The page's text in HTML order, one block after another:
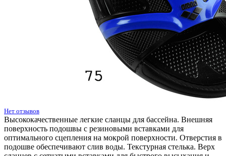
Нет отзывов
Высококачественные легкие сланцы для бассейна. Внешняя
поверхность подошвы с резиновыми вставками для
оптимального сцепления на мокрой поверхности. Отверстия в
подошве обеспечивают слив воды. Текстурная стелька. Верх